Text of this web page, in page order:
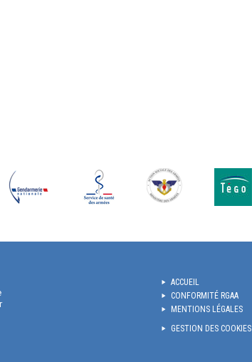
ACCUEIL
CONFORMITÉ RGAA
MENTIONS LÉGALES
GESTION DES COOKIES